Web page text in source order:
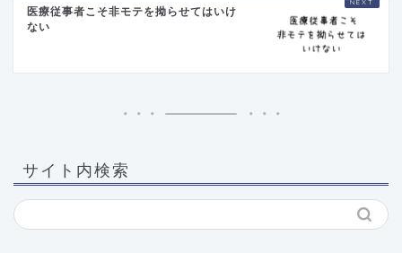
医療従事者こそ非モテを拗らせてはいけ
ない
サイト内検索